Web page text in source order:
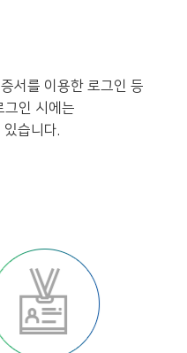
서를 이용한 로그인 등
그인 시에는
습니다.